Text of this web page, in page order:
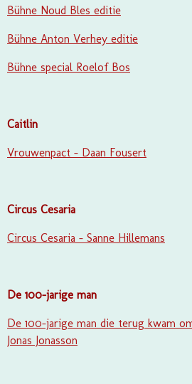
Bühne Noud Bles editie
Bühne Anton Verhey editie
Bühne special Roelof Bos
Caitlin
Vrouwenpact - Daan Fousert
Circus Cesaria
Circus Cesaria - Sanne Hillemans
De 100-jarige man
De 100-jarige man die terug kwam
Jonas Jonasson